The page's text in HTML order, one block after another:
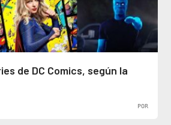
de DC Comics, según la
POR